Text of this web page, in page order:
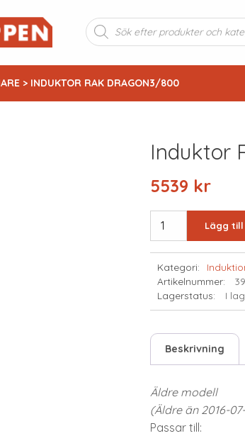
Produktsökning
> INDUKTOR RAK DRAGON3/800
Induktor
5539 kr
INDUKTOR
DRAGON3/800
mängd
Lägg
Kategori:
Artikelnummer:
Lagerstatus:
I
Beskrivning
Äldre modell
(Äldre än 2016-
Passar till: